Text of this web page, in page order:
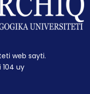
web sayti.
uy